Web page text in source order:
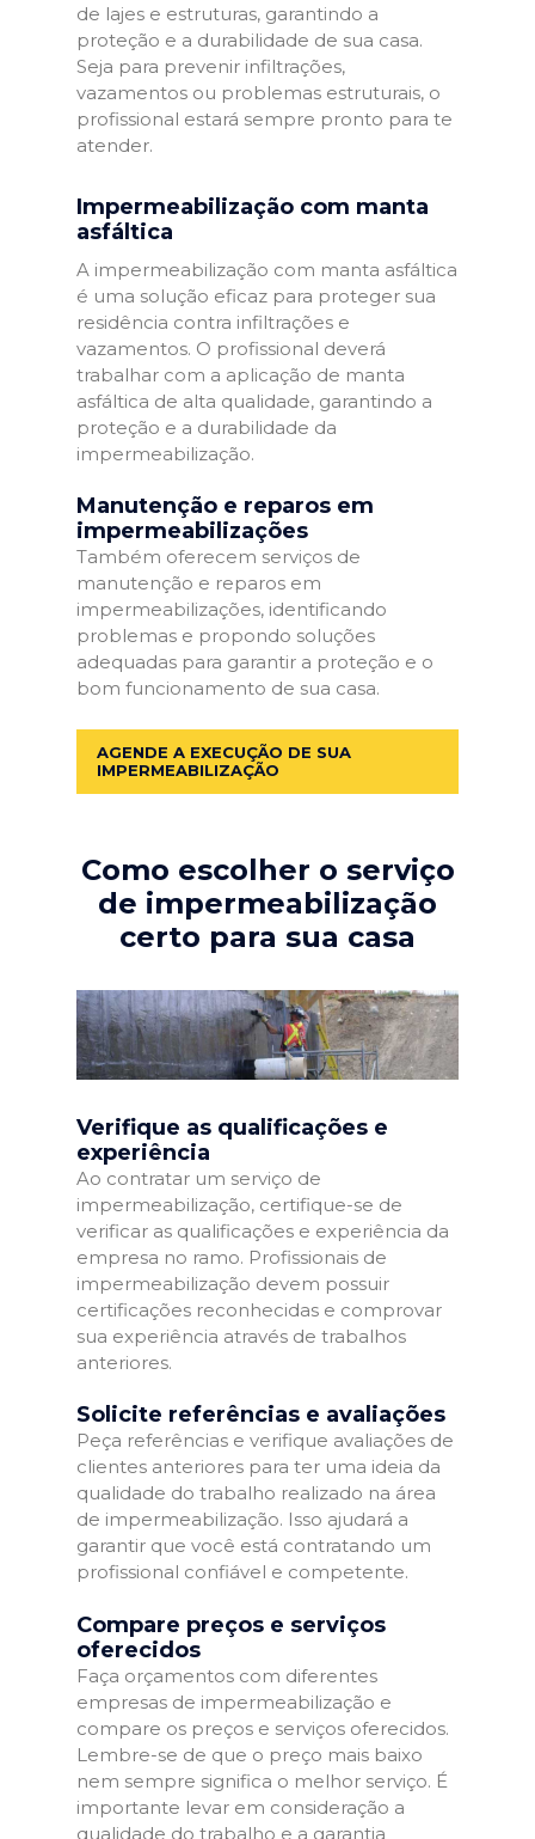
de lajes e estruturas, garantindo a
proteção e a durabilidade de sua casa.
Seja para prevenir infiltrações,
vazamentos ou problemas estruturais, o
profissional estará sempre pronto para te
atender.
Impermeabilização com manta
asfáltica
A impermeabilização com manta asfáltica
é uma solução eficaz para proteger sua
residência contra infiltrações e
vazamentos. O profissional deverá
trabalhar com a aplicação de manta
asfáltica de alta qualidade, garantindo a
proteção e a durabilidade da
impermeabilização.
Manutenção e reparos em
impermeabilizações
Também oferecem serviços de
manutenção e reparos em
impermeabilizações, identificando
problemas e propondo soluções
adequadas para garantir a proteção e o
bom funcionamento de sua casa.
AGENDE A EXECUÇÃO DE SUA
IMPERMEABILIZAÇÃO
Como escolher o serviço
de impermeabilização
certo para sua casa
Verifique as qualificações e
experiência
Ao contratar um serviço de
impermeabilização, certifique-se de
verificar as qualificações e experiência da
empresa no ramo. Profissionais de
impermeabilização devem possuir
certificações reconhecidas e comprovar
sua experiência através de trabalhos
anteriores.
Solicite referências e avaliações
Peça referências e verifique avaliações de
clientes anteriores para ter uma ideia da
qualidade do trabalho realizado na área
de impermeabilização. Isso ajudará a
garantir que você está contratando um
profissional confiável e competente.
Compare preços e serviços
oferecidos
Faça orçamentos com diferentes
empresas de impermeabilização e
compare os preços e serviços oferecidos.
Lembre-se de que o preço mais baixo
nem sempre significa o melhor serviço. É
importante levar em consideração a
qualidade do trabalho e a garantia